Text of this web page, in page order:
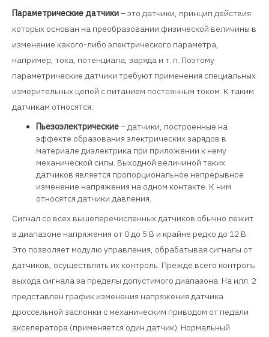
Параметрические датчики– это датчики, принцип действия
которых основан на преобразовании физической величины в
изменение какого-либо электрического параметра,
например, тока, потенциала, заряда и т. п. Поэтому
параметрические датчики требуют применения специальных
измерительных цепей с питанием постоянным током. К таким
датчикам относятся:
Пьезоэлектрические– датчики, построенные на
эффекте образования электрических зарядов в
материале диэлектрика при приложении к нему
механической силы. Выходной величиной таких
датчиков является пропорциональное непрерывное
изменение напряжения на одном контакте. К ним
относятся датчики давления.
Сигнал со всех вышеперечисленных датчиков обычно лежит
в диапазоне напряжения от 0 до 5 В и крайне редко до 12 В.
Это позволяет модулю управления, обрабатывая сигналы от
датчиков, осуществлять их контроль. Прежде всего контроль
выхода сигнала за пределы допустимого диапазона. На илл. 2
представлен график изменения напряжения датчика
дроссельной заслонки с механическим приводом от педали
акселератора (применяется один датчик). Нормальный